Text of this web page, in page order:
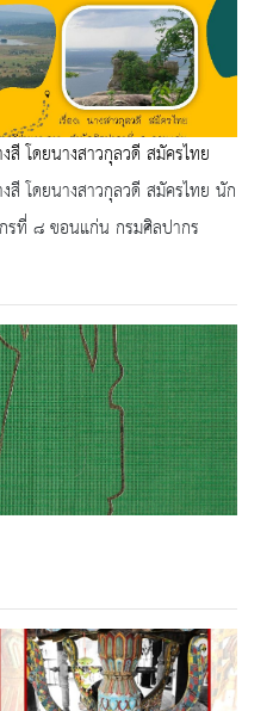
สี โดยนางสาวกุลวดี สมัครไทย
สี โดยนางสาวกุลวดี สมัครไทย นัก
รที่ ๘ ขอนแก่น กรมศิลปากร